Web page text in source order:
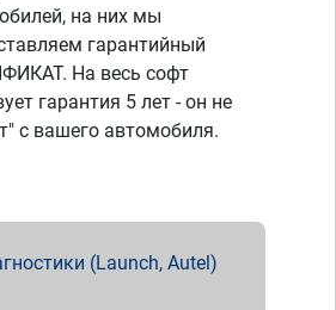
на них мы
гарантийный
На весь софт
гарантия 5 лет - он не
с вашего автомобиля.
(Launch, Autel)